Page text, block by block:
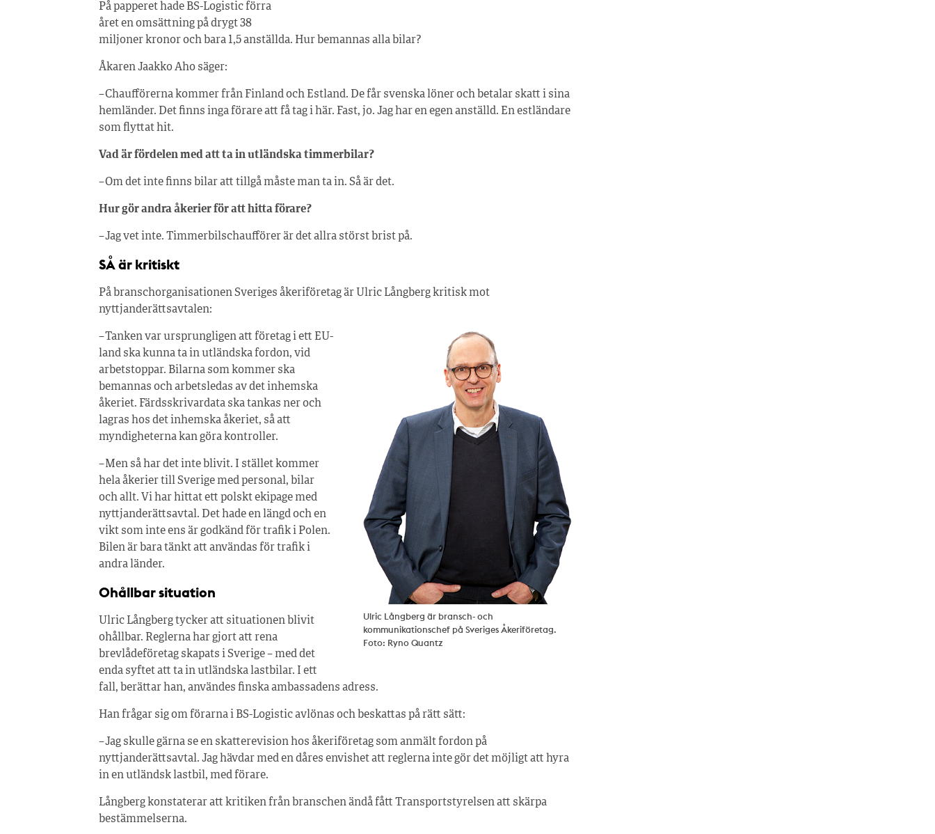
På papperet hade BS-Logistic förra
året en omsättning på drygt 38
miljoner kronor och bara 1,5 anställda. Hur bemannas alla bilar?
Åkaren Jaakko Aho säger:
– Chaufförerna kommer från Finland och Estland. De får svenska löner och betalar skatt i sina
hemländer. Det finns inga förare att få tag i här. Fast, jo. Jag har en egen anställd. En estländare
som flyttat hit.
Vad är fördelen med att ta in utländska timmerbilar?
– Om det inte finns bilar att tillgå måste man ta in. Så är det.
Hur gör andra åkerier för att hitta förare?
– Jag vet inte. Timmerbilschaufförer är det allra störst brist på.
SÅ är kritiskt
På branschorganisationen Sveriges åkeriföretag är Ulric Långberg kritisk mot
nyttjanderättsavtalen:
Ulric Långberg är bransch- och
kommunikationschef på Sveriges Åkeriföretag.
Foto: Ryno Quantz
– Tanken var ursprungligen att företag i ett EU-
land ska kunna ta in utländska fordon, vid
arbetstoppar. Bilarna som kommer ska
bemannas och arbetsledas av det inhemska
åkeriet. Färdsskrivardata ska tankas ner och
lagras hos det inhemska åkeriet, så att
myndigheterna kan göra kontroller.
– Men så har det inte blivit. I stället kommer
hela åkerier till Sverige med personal, bilar
och allt. Vi har hittat ett polskt ekipage med
nyttjanderättsavtal. Det hade en längd och en
vikt som inte ens är godkänd för trafik i Polen.
Bilen är bara tänkt att användas för trafik i
andra länder.
Ohållbar situation
Ulric Långberg tycker att situationen blivit
ohållbar. Reglerna har gjort att rena
brevlådeföretag skapats i Sverige – med det
enda syftet att ta in utländska lastbilar. I ett
fall, berättar han, användes finska ambassadens adress.
Han frågar sig om förarna i BS-Logistic avlönas och beskattas på rätt sätt:
– Jag skulle gärna se en skatterevision hos åkeriföretag som anmält fordon på
nyttjanderättsavtal. Jag hävdar med en dåres envishet att reglerna inte gör det möjligt att hyra
in en utländsk lastbil, med förare.
Långberg konstaterar att kritiken från branschen ändå fått Transportstyrelsen att skärpa
bestämmelserna.